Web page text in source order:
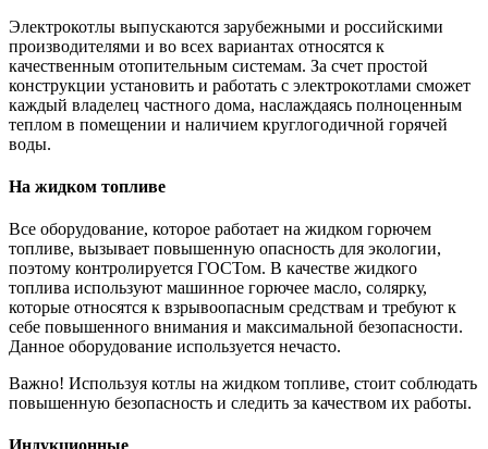
Электрокотлы выпускаются зарубежными и российскими
производителями и во всех вариантах относятся к
качественным отопительным системам. За счет простой
конструкции установить и работать с электрокотлами сможет
каждый владелец частного дома, наслаждаясь полноценным
теплом в помещении и наличием круглогодичной горячей
воды.
На жидком топливе
Все оборудование, которое работает на жидком горючем
топливе, вызывает повышенную опасность для экологии,
поэтому контролируется ГОСТом. В качестве жидкого
топлива используют машинное горючее масло, солярку,
которые относятся к взрывоопасным средствам и требуют к
себе повышенного внимания и максимальной безопасности.
Данное оборудование используется нечасто.
Важно! Используя котлы на жидком топливе, стоит соблюдать
повышенную безопасность и следить за качеством их работы.